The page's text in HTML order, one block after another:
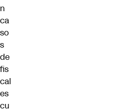
n
ca
so
s
de
fis
cal
es
cu